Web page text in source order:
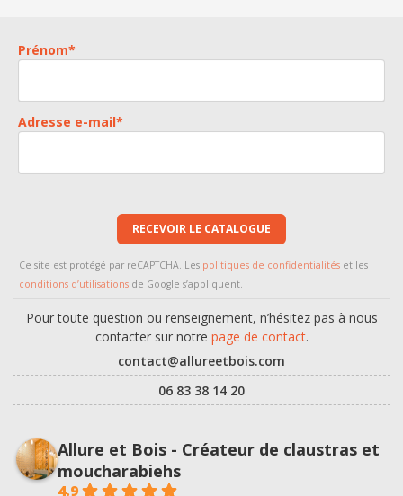
Prénom*
Adresse e-mail*
RECEVOIR LE CATALOGUE
Ce site est protégé par reCAPTCHA. Les politiques de confidentialités et les
conditions d’utilisations de Google s’appliquent.
Pour toute question ou renseignement, n’hésitez pas à nous
contacter sur notre page de contact.
contact@allureetbois.com
06 83 38 14 20
Allure et Bois - Créateur de claustras et
moucharabiehs
4.9